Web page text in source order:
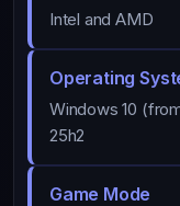
Intel and AMD
Operating
Windows 10
25h2
Game Mode